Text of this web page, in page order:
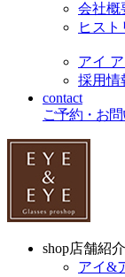
会社概
ヒスト
アイ
採用情
contact
ご予約・お
shop店舗紹介
アイ&